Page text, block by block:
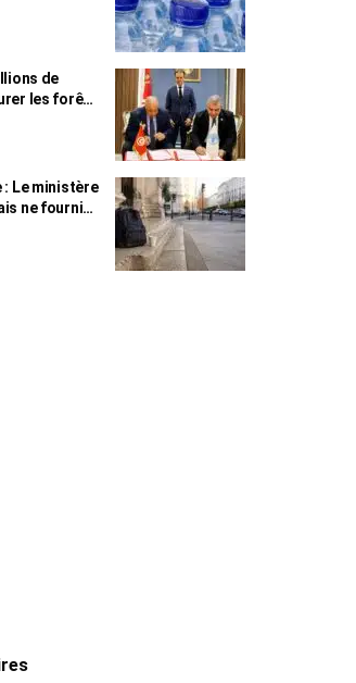
de
les forêts
Le ministère
ne fournit